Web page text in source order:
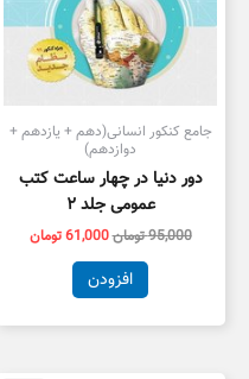
جامع کنکور انسانی(دهم + یازدهم +
دوازدهم)
دور دنیا در چهار ساعت کتب
عمومی جلد ۲
95,000تومان61,000تومان
افزودن